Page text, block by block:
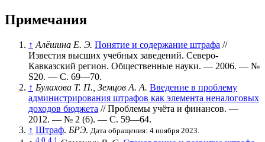
Примечания
↑ Алёшина Е. Э. Понятие и содержание штрафа //
Известия высших учебных заведений. Северо-
Кавказский регион. Общественные науки. — 2006. — №
S20. — С. 69—70.
↑ Булахова Т. П., Земцов А. А. Введение в проблему
администрирования штрафов как элемента неналоговых
доходов бюджета // Проблемы учёта и финансов. —
2012. — № 2 (6). — С. 59—64.
↑ Штраф. БРЭ. Дата обращения: 4 ноября 2023.
4,0 4,1